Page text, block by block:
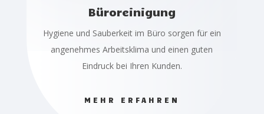
Büroreinigung
Hygiene und Sauberkeit im Büro sorgen für ein
angenehmes Arbeitsklima und einen guten
Eindruck bei Ihren Kunden.
MEHR ERFAHREN